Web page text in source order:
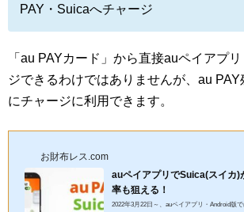
PAY・Suicaへチャージ
「au PAYカード」から直接auペイアプ
ジできるわけではありませんが、au
にチャージに利用できます。
お財布レス.com
auペイアプリでSuica(スイカ)
率も狙える！
2022年3月22日～、auペイアプリ・Android版